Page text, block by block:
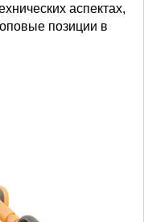
аспектах,
позиции в